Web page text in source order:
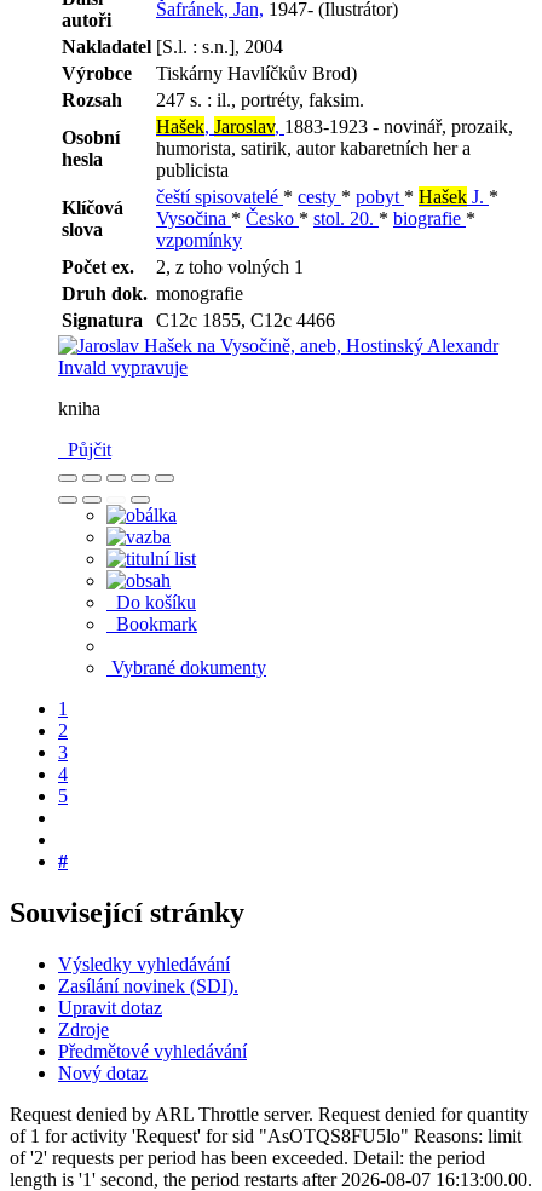
autoři
Šafránek, Jan, 1947- (Ilustrátor)
Nakladatel [S.l. : s.n.], 2004
Výrobce
Tiskárny Havlíčkův Brod)
Rozsah
247 s. : il., portréty, faksim.
Osobní
hesla
Hašek, Jaroslav, 1883-1923 - novinář, prozaik,
humorista, satirik, autor kabaretních her a
publicista
Klíčová
slova
čeští spisovatelé * cesty * pobyt * Hašek J. *
Vysočina * Česko * stol. 20. * biografie *
vzpomínky
Počet ex.
2, z toho volných 1
Druh dok. monografie
Signatura
C12c 1855, C12c 4466
kniha
Půjčit
Do košíku
Bookmark
Vybrané dokumenty
1
2
3
4
5
#
Související stránky
Výsledky vyhledávání
Zasílání novinek (SDI).
Upravit dotaz
Zdroje
Předmětové vyhledávání
Nový dotaz
Request denied by ARL Throttle server. Request denied for quantity
of 1 for activity 'Request' for sid "AsOTQS8FU5lo" Reasons: limit
of '2' requests per period has been exceeded. Detail: the period
length is '1' second, the period restarts after 2026-08-07 16:13:00.00.